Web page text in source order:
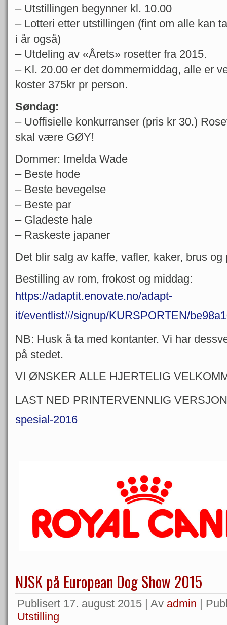
– Utstillingen begynner kl. 10.00
– Lotteri etter utstillingen (fint om alle kan
i år også)
– Utdeling av «Årets» rosetter fra 2015.
– Kl. 20.00 er det dommermiddag, alle er
koster 375kr pr person.
Søndag:
– Uoffisielle konkurranser (pris kr 30.)
skal være GØY!
Dommer: Imelda Wade
– Beste hode
– Beste bevegelse
– Beste par
– Gladeste hale
– Raskeste japaner
Det blir salg av kaffe, vafler, kaker, brus og
Bestilling av rom, frokost og middag:
https://adaptit.enovate.no/adapt-
it/eventlist#/signup/KURSPORTEN/
NB: Husk å ta med kontanter. Vi har
på stedet.
VI ØNSKER ALLE HJERTELIG
LAST NED PRINTERVENNLIG
spesial-2016
NJSK på European Dog Show 2015
Publisert 17. august 2015 | Av admin |
Utstilling